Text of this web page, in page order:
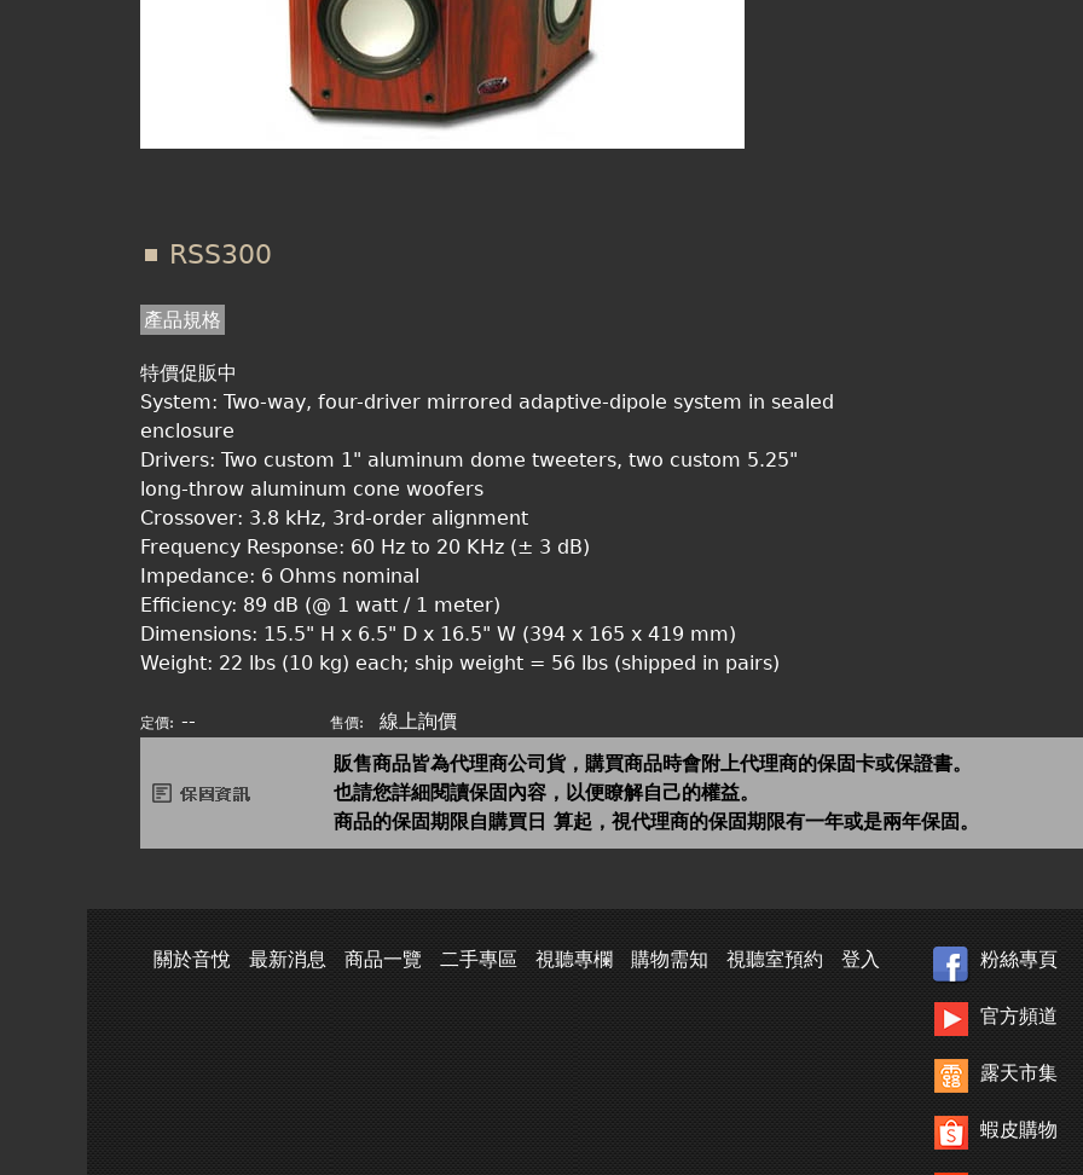
RSS300
產品規格
特價促販中
System: Two-way, four-driver mirrored adaptive-dipole system in sealed
enclosure
Drivers: Two custom 1" aluminum dome tweeters, two custom 5.25"
long-throw aluminum cone woofers
Crossover: 3.8 kHz, 3rd-order alignment
Frequency Response: 60 Hz to 20 KHz (± 3 dB)
Impedance: 6 Ohms nominal
Efficiency: 89 dB (@ 1 watt / 1 meter)
Dimensions: 15.5" H x 6.5" D x 16.5" W (394 x 165 x 419 mm)
Weight: 22 lbs (10 kg) each; ship weight = 56 lbs (shipped in pairs)
定價: -- 售價:
線上詢價
販售商品皆為代理商公司貨，購買商品時會附上代理商的保固卡或保證書。
也請您詳細閱讀保固內容，以便瞭解自己的權益。
商品的保固期限自購買日 算起，視代理商的保固期限有一年或是兩年保固。
關於音悅 最新消息 商品一覽 二手專區 視聽專欄 購物需知 視聽室預約 登入 粉絲專頁
官方頻道
露天市集
蝦皮購物